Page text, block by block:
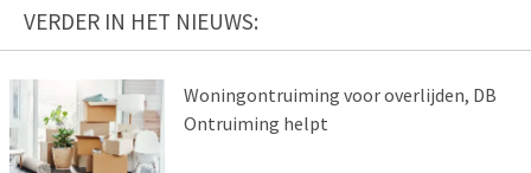
VERDER IN HET NIEUWS:
Woningontruiming voor overlijden, DB
Ontruiming helpt